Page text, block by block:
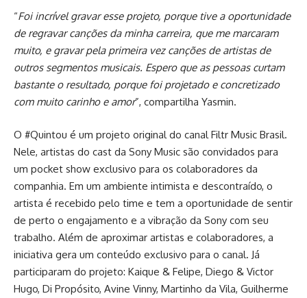
“Foi incrível gravar esse projeto, porque tive a oportunidade
de regravar canções da minha carreira, que me marcaram
muito, e gravar pela primeira vez canções de artistas de
outros segmentos musicais. Espero que as pessoas curtam
bastante o resultado, porque foi projetado e concretizado
com muito carinho e amor”, compartilha Yasmin.
O #Quintou é um projeto original do canal Filtr Music Brasil.
Nele, artistas do cast da Sony Music são convidados para
um pocket show exclusivo para os colaboradores da
companhia. Em um ambiente intimista e descontraído, o
artista é recebido pelo time e tem a oportunidade de sentir
de perto o engajamento e a vibração da Sony com seu
trabalho. Além de aproximar artistas e colaboradores, a
iniciativa gera um conteúdo exclusivo para o canal. Já
participaram do projeto: Kaique & Felipe, Diego & Victor
Hugo, Di Propósito, Avine Vinny, Martinho da Vila, Guilherme